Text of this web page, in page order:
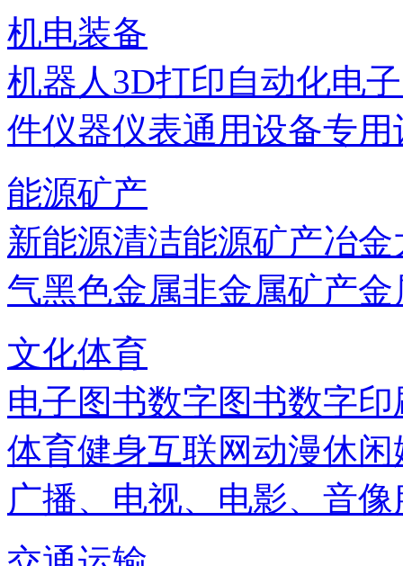
机电装备
机器人3D打印自动化电
件仪器仪表通用设备专用
能源矿产
新能源清洁能源矿产冶金
气黑色金属非金属矿产金
文化体育
电子图书数字图书数字印
体育健身互联网动漫休闲
广播、电视、电影、音像